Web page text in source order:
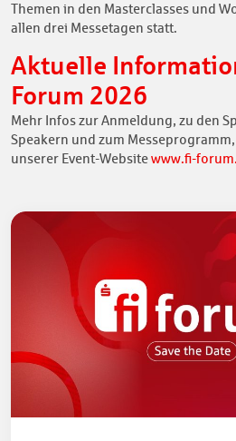
Themen in den Masterclasses und
allen drei Messetagen statt.
Aktuelle
Forum 2026
Mehr Infos zur Anmeldung, zu den
Speakern und zum
unserer Event-Websitewww.fi-